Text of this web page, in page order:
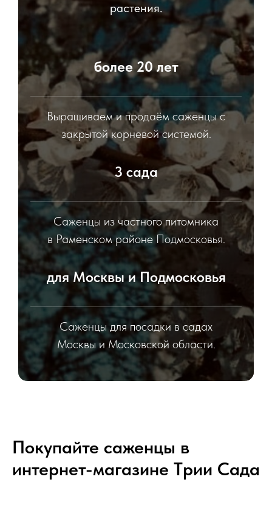
растения.
более 20 лет
Выращиваем и продаём саженцы с
закрытой корневой системой.
3 сада
Саженцы из частного питомника
в Раменском районе Подмосковья.
для Москвы и Подмосковья
Саженцы для посадки в садах
Москвы и Московской области.
Покупайте саженцы в
интернет-магазине Tрии Сада